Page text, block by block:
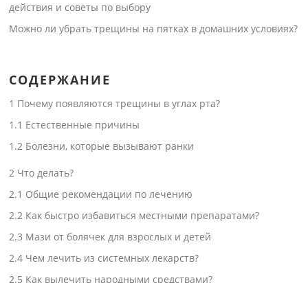
действия и советы по выбору
Можно ли убрать трещины на пятках в домашних условиях?
СОДЕРЖАНИЕ
1 Почему появляются трещины в углах рта?
1.1 Естественные причины
1.2 Болезни, которые вызывают ранки
2 Что делать?
2.1 Общие рекомендации по лечению
2.2 Как быстро избавиться местными препаратами?
2.3 Мази от болячек для взрослых и детей
2.4 Чем лечить из системных лекарств?
2.5 Как вылечить народными средствами?